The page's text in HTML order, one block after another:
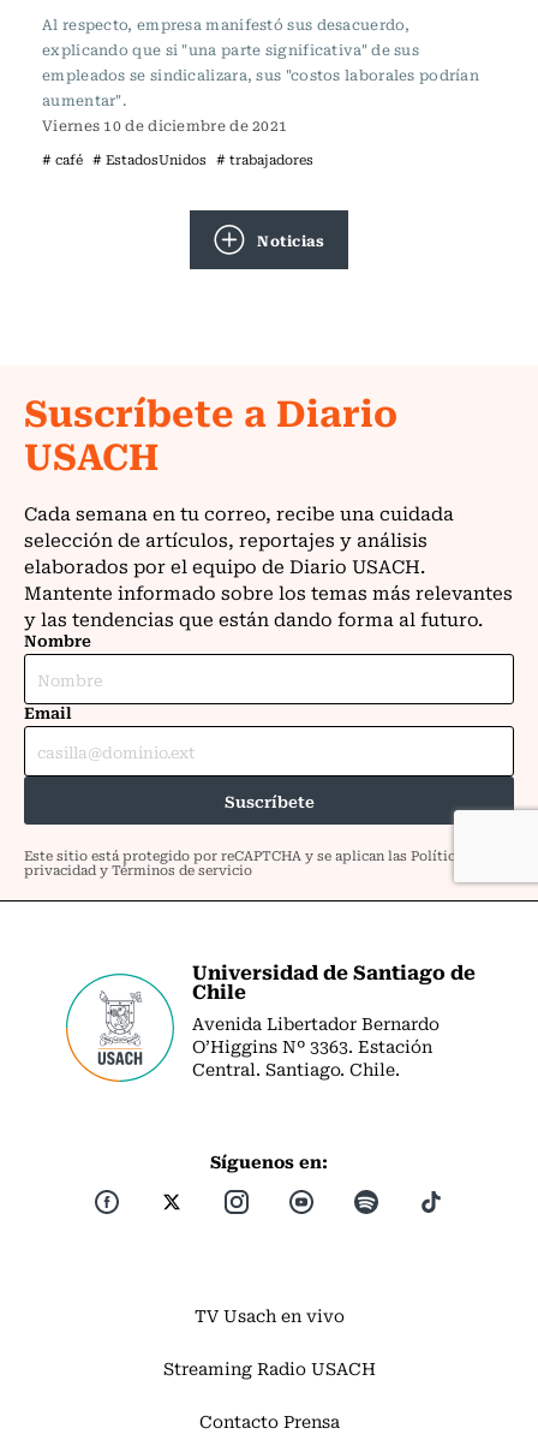
Al respecto, empresa manifestó sus desacuerdo,
explicando que si "una parte significativa" de sus
empleados se sindicalizara, sus "costos laborales podrían
aumentar".
Viernes 10 de diciembre de 2021
# café # EstadosUnidos # trabajadores
Noticias
Universidad de Santiago de
Chile
Avenida Libertador Bernardo
O’Higgins Nº 3363. Estación
Central. Santiago. Chile.
Síguenos en:
TV Usach en vivo
Streaming Radio USACH
Contacto Prensa